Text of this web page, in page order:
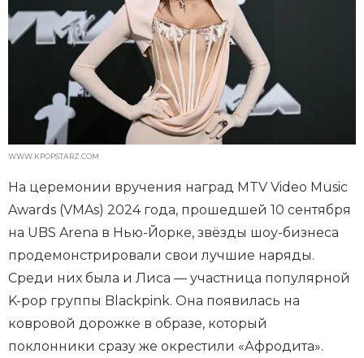
WWW.KPOPSTARZ.COM
На церемонии вручения наград MTV Video Music
Awards (VMAs) 2024 года, прошедшей 10 сентября
на UBS Arena в Нью-Йорке, звёзды шоу-бизнеса
продемонстрировали свои лучшие наряды.
Среди них была и Лиса — участница популярной
K-pop группы Blackpink. Она появилась на
ковровой дорожке в образе, который
поклонники сразу же окрестили «Афродита».